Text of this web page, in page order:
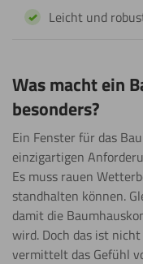
Leicht und
Was macht ein
besonders?
Ein Fenster für das
einzigartigen
Es muss rauen
standhalten können.
damit die
wird. Doch das ist
vermittelt das Gefühl